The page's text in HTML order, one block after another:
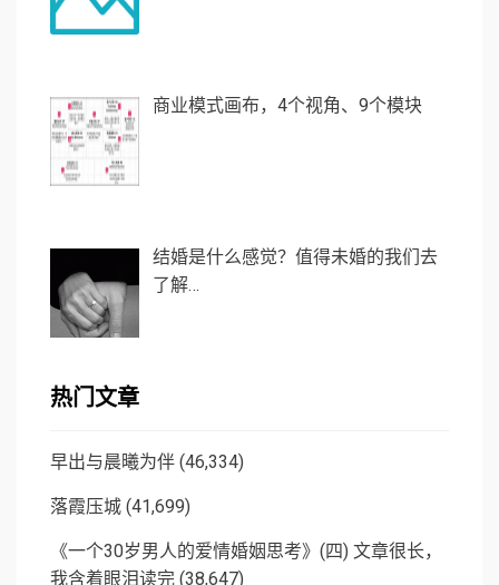
商业模式画布，4个视角、9个模块
结婚是什么感觉？值得未婚的我们去
了解…
热门文章
早出与晨曦为伴 (46,334)
落霞压城 (41,699)
《一个30岁男人的爱情婚姻思考》(四) 文章很长，
我含着眼泪读完 (38,647)